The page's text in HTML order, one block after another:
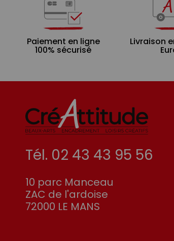
Paiement en ligne
100% sécurisé
Livraison
Tél. 02 43 43 95 56
10 parc Manceau
ZAC de l'ardoise
72000 LE MANS